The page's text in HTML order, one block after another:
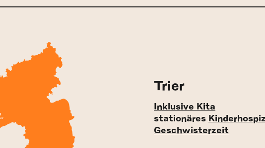
Trier
Inklusive Kita
stationäres Kinderhospiz
Geschwisterzeit